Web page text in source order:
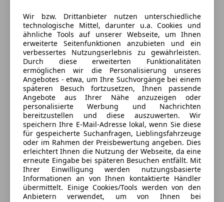
Bordcomputer
DAB-Radio
Freisprecheinrichtung
Induktionsladen für Smartphones
Radio
USB
Volldigitales Kombiinstrument
W-Lan / Wifi Hotspot
Sicherheit
ABS
Abstandstempomat
Abstandswarner
Airbag hinten
Alarmanlage
Beifahrerairbag
Kontakt
Anbieter kontaktieren
Deine Nachricht
Wir bzw. Drittanbieter nutzen unterschiedliche
technologische Mittel, darunter u.a. Cookies und
ähnliche Tools auf unserer Webseite, um Ihnen
erweiterte Seitenfunktionen anzubieten und ein
verbessertes Nutzungserlebnis zu gewährleisten.
Durch diese erweiterten Funktionalitäten
ermöglichen wir die Personalisierung unseres
Angebotes - etwa, um Ihre Suchvorgänge bei einem
späteren Besuch fortzusetzen, Ihnen passende
Angebote aus Ihrer Nähe anzuzeigen oder
personalisierte Werbung und Nachrichten
bereitzustellen und diese auszuwerten. Wir
speichern Ihre E-Mail-Adresse lokal, wenn Sie diese
für gespeicherte Suchanfragen, Lieblingsfahrzeuge
oder im Rahmen der Preisbewertung angeben. Dies
erleichtert Ihnen die Nutzung der Webseite, da eine
erneute Eingabe bei späteren Besuchen entfällt. Mit
Ihrer Einwilligung werden nutzungsbasierte
Informationen an von Ihnen kontaktierte Händler
übermittelt. Einige Cookies/Tools werden von den
Anbietern verwendet, um von Ihnen bei